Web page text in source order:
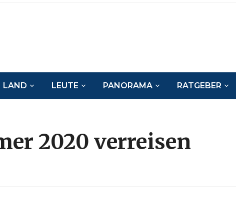
LAND LEUTE PANORAMA RATGEBER
2020 verreisen